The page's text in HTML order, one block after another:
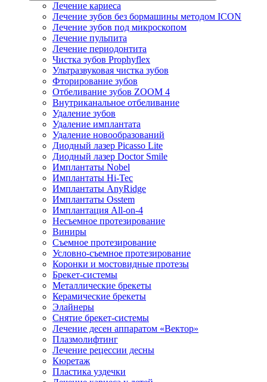
Лечение кариеса
Лечение зубов без бормашины методом ICON
Лечение зубов под микроскопом
Лечение пульпита
Лечение периодонтита
Чистка зубов Prophyflex
Ультразвуковая чистка зубов
Фторирование зубов
Отбеливание зубов ZOOM 4
Внутриканальное отбеливание
Удаление зубов
Удаление имплантата
Удаление новообразований
Диодный лазер Picasso Lite
Диодный лазер Doctor Smile
Имплантаты Nobel
Имплантаты Hi-Tec
Имплантаты AnyRidge
Имплантаты Osstem
Имплантация All-on-4
Несъемное протезирование
Виниры
Съемное протезирование
Условно-съемное протезирование
Коронки и мостовидные протезы
Брекет-системы
Металлические брекеты
Керамические брекеты
Элайнеры
Снятие брекет-системы
Лечение десен аппаратом «Вектор»
Плазмолифтинг
Лечение рецессии десны
Кюретаж
Пластика уздечки